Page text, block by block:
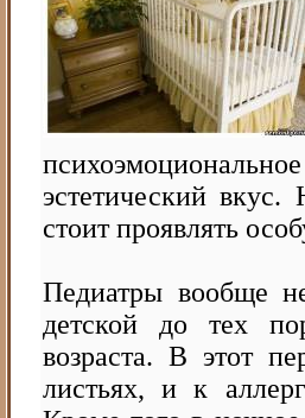
эстетический
стоит проявлять
Педиатры вообще
детской до тех
возраста. В этот
листьях, и к